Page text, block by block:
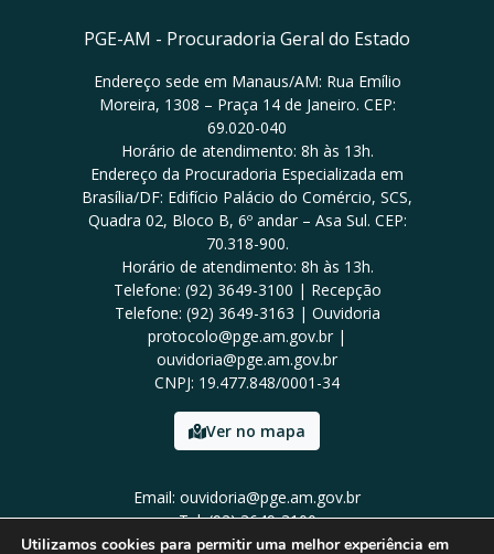
PGE-AM - Procuradoria Geral do Estado
Endereço sede em Manaus/AM: Rua Emílio
Moreira, 1308 – Praça 14 de Janeiro. CEP:
69.020-040
Horário de atendimento: 8h às 13h.
Endereço da Procuradoria Especializada em
Brasília/DF: Edifício Palácio do Comércio, SCS,
Quadra 02, Bloco B, 6º andar – Asa Sul. CEP:
70.318-900.
Horário de atendimento: 8h às 13h.
Telefone: (92) 3649-3100 | Recepção
Telefone: (92) 3649-3163 | Ouvidoria
protocolo@pge.am.gov.br |
ouvidoria@pge.am.gov.br
CNPJ: 19.477.848/0001-34
Ver no mapa
Email: ouvidoria@pge.am.gov.br
Tel: (92) 3649-3100
Utilizamos cookies para permitir uma melhor experiência em